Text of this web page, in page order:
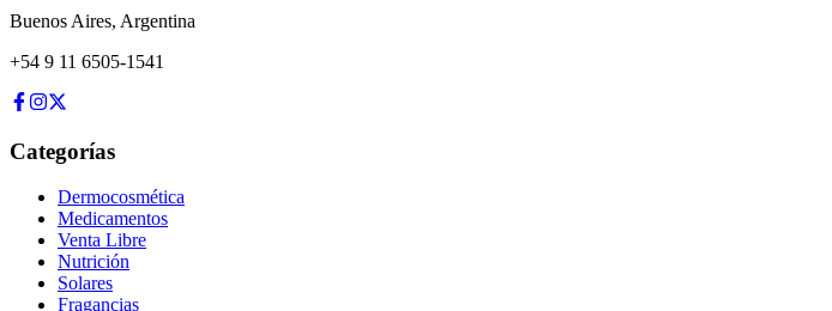
Buenos Aires, Argentina
+54 9 11 6505-1541
Categorías
Dermocosmética
Medicamentos
Venta Libre
Nutrición
Solares
Fragancias